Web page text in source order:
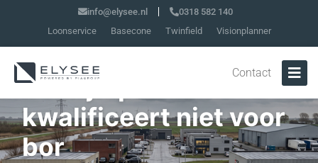
info@elysee.nl
0318 582 140
Loonservice
Basecone Twinfield Visionplanner
Contact
Verhuur
bedrijfspanden
kwalificeert niet voor
bor